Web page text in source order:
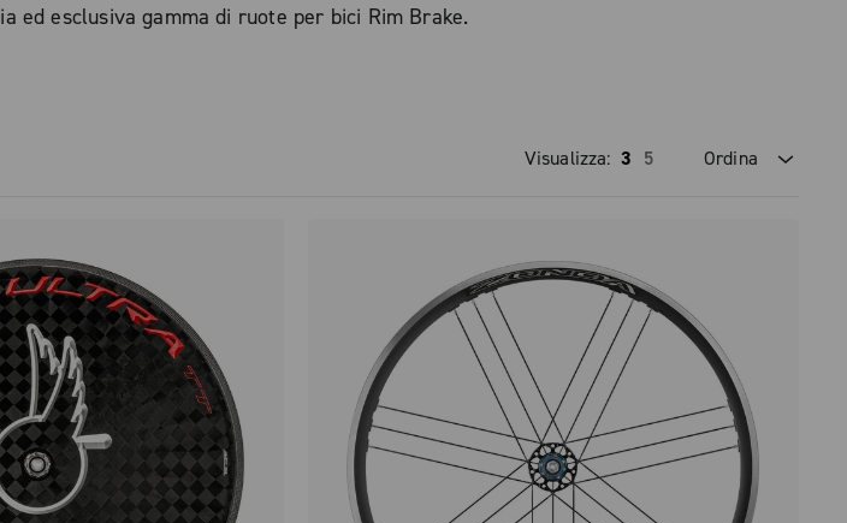
ed esclusiva gamma di ruote per bici Rim Brake.
Visualizza: 3 5
Ordina